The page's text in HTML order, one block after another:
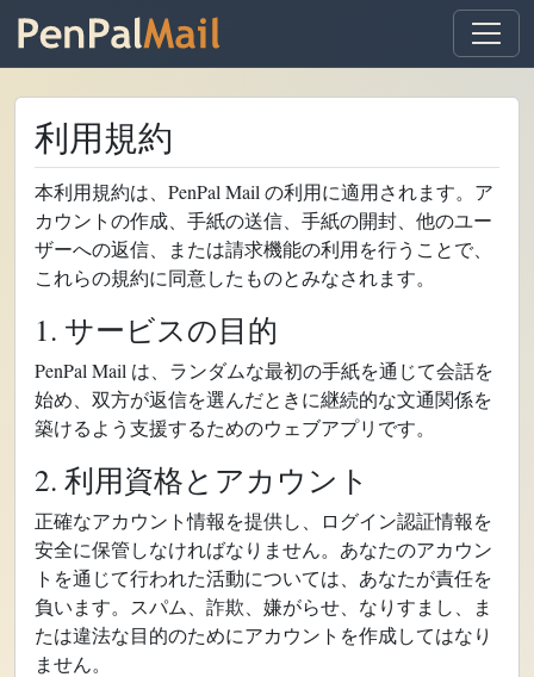
利用規約
本利用規約は、PenPal Mail の利用に適用されます。ア
カウントの作成、手紙の送信、手紙の開封、他のユー
ザーへの返信、または請求機能の利用を行うことで、
これらの規約に同意したものとみなされます。
1. サービスの目的
PenPal Mail は、ランダムな最初の手紙を通じて会話を
始め、双方が返信を選んだときに継続的な文通関係を
築けるよう支援するためのウェブアプリです。
2. 利用資格とアカウント
正確なアカウント情報を提供し、ログイン認証情報を
安全に保管しなければなりません。あなたのアカウン
トを通じて行われた活動については、あなたが責任を
負います。スパム、詐欺、嫌がらせ、なりすまし、ま
たは違法な目的のためにアカウントを作成してはなり
ません。